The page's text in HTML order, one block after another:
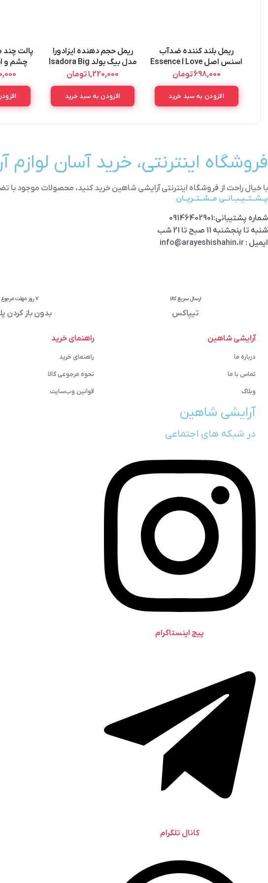
ریمل بلند کننده ضدآب
اسنس اصل Essence I Love
Extreme Volume WP
Mascara 12ML
698,000تومان
افزودن به سبد خرید
ریمل حجم دهنده ایزادورا
مدل بیگ بولد Isadora Big
Bold
1,220,000تومان
افزودن به سبد خرید
پالت چند
چشم و
GEL
فروشگاه اینترنتی، خرید آسان
با خیال راحت از فروشگاه اینترنتی آرایشی شاهین خرید کنید، محصولات
پــشــتــیــبــانــی مــشــتــریــان
شماره پشتیبانی:09146402901
شنبه تا پنجشنبه 11 صبح تا 21 شب
ایمیل : info@arayeshishahin.ir
ارسال سریع کالا
تیپاکس
7 روز مهلت مرجوع
بدون باز کردن
آرایشی شاهین
درباره ما
تماس با ما
وبلاگ
آرایشی شاهین
در شبکه های اجتماعی
پیج اینستاگرام
کانال تلگرام
راهنمای خرید
راهنمای خرید
نحوه مرجوعی کالا
قوانین وب‌سایت